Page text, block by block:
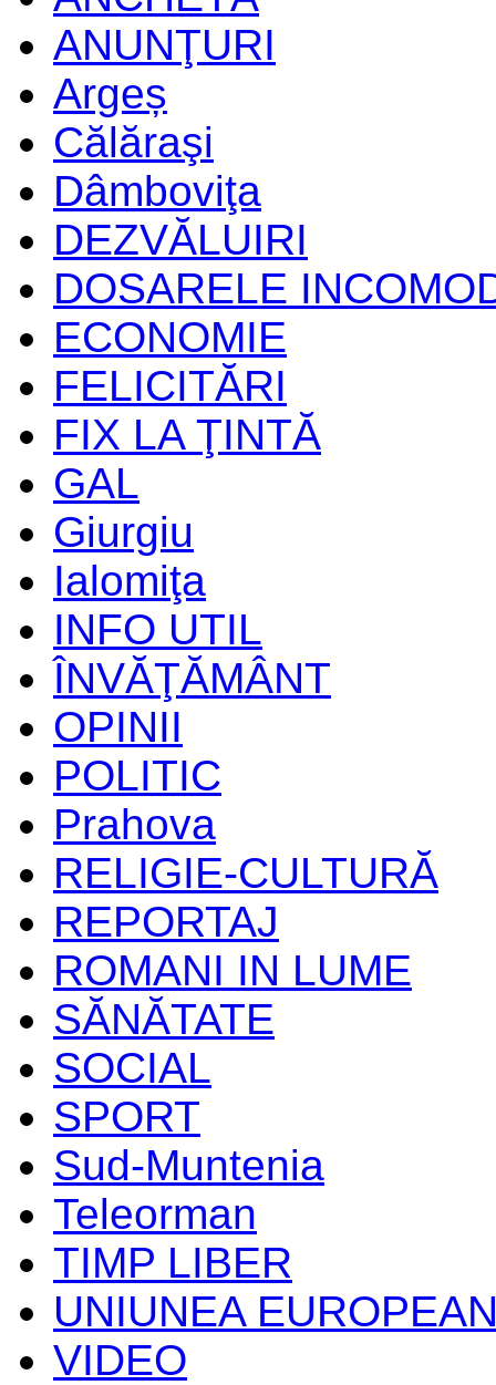
ANUNŢURI
Argeș
Călăraşi
Dâmboviţa
DEZVĂLUIRI
DOSARELE
ECONOMIE
FELICITĂRI
FIX LA ŢINTĂ
GAL
Giurgiu
Ialomiţa
INFO UTIL
ÎNVĂŢĂMÂNT
OPINII
POLITIC
Prahova
RELIGIE-CULTURĂ
REPORTAJ
ROMANI IN LUME
SĂNĂTATE
SOCIAL
SPORT
Sud-Muntenia
Teleorman
TIMP LIBER
UNIUNEA
VIDEO